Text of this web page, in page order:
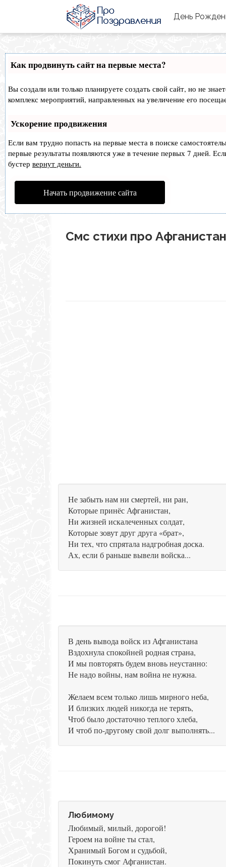
День
Как продвинуть сайт на первые места?
Вы создали или только планируете создать свой сайт, но не
комплекс мероприятий, направленных на увеличение его
Ускорение продвижения
Если вам трудно попасть на первые места в поиске
первые результаты появляются уже в течение первых 7 дней.
бустер вернут деньги.
Начать продвижение сайта
Смс стихи про Афганистан
Не забыть нам ни смертей, ни ран,
Которые принёс Афганистан,
Ни жизней искалеченных солдат,
Которые зовут друг друга «брат»,
Ни тех, что спрятала надгробная доска.
Ах, если б раньше вывели войска...
В день вывода войск из Афганистана
Вздохнула спокойней родная страна,
И мы повторять будем вновь неустанно:
Не надо войны, нам война не нужна.
Желаем всем только лишь мирного неба,
И близких людей никогда не терять,
Чтоб было достаточно теплого хлеба,
И чтоб по-другому свой долг выполнять...
Любимому
Любимый, милый, дорогой!
Героем на войне ты стал,
Хранимый Богом и судьбой,
Покинуть смог Афганистан.